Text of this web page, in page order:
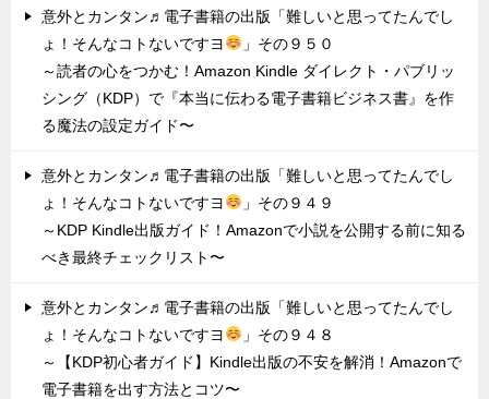
意外とカンタン♬電子書籍の出版「難しいと思ってたんでし
ょ！そんなコトないですヨ
」その９５０
～読者の心をつかむ！Amazon Kindle ダイレクト・パブリッ
シング（KDP）で『本当に伝わる電子書籍ビジネス書』を作
る魔法の設定ガイド〜
意外とカンタン♬電子書籍の出版「難しいと思ってたんでし
ょ！そんなコトないですヨ
」その９４９
～KDP Kindle出版ガイド！Amazonで小説を公開する前に知る
べき最終チェックリスト〜
意外とカンタン♬電子書籍の出版「難しいと思ってたんでし
ょ！そんなコトないですヨ
」その９４８
～【KDP初心者ガイド】Kindle出版の不安を解消！Amazonで
電子書籍を出す方法とコツ〜